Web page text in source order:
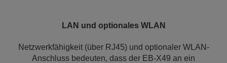
LAN und optionales WLAN
Netzwerkfähigkeit (über RJ45) und optionaler WLAN-
Anschluss bedeuten, dass der EB-X49 an ein